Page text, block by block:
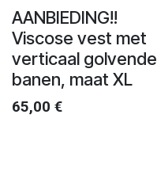
AANBIEDING!!
Viscose vest met
verticaal golvende
banen, maat XL
65,00 €